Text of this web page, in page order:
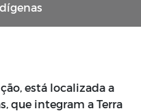
está localizada a
que integram a Terra